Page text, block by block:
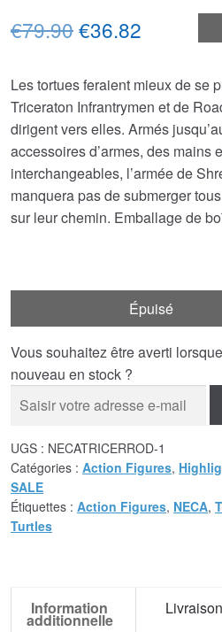
€79.90Le
initial
était :
€79.90.
€36.82
actuel
est :
€36.82.
Les tortues feraient mieux de se
Triceraton Infrantrymen et de
dirigent vers elles. Armés
accessoires d’armes, des mains
interchangeables, l’armée de
manquera pas de submerger
sur leur chemin. Emballage de
Épuisé
Vous souhaitez être averti
nouveau en stock ?
UGS : NECATRICERROD-1
Catégories : Action Figures,
SALE
Étiquettes : Action Figures, NECA,
Turtles
Information
additionnelle
Livraison